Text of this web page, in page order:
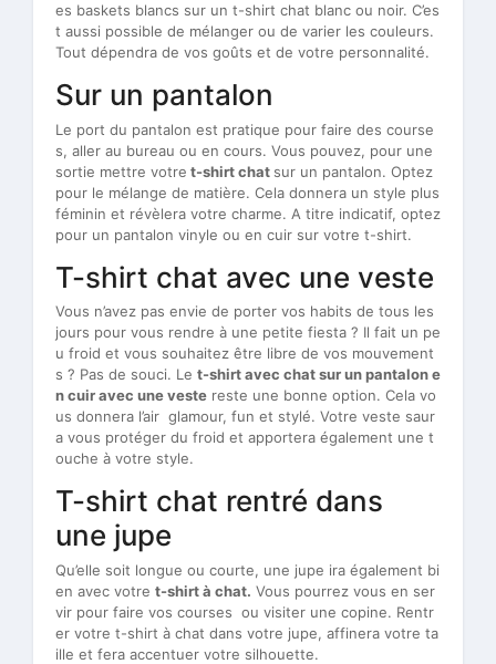
es baskets blancs sur un t-shirt chat blanc ou noir. C’es
t aussi possible de mélanger ou de varier les couleurs.
Tout dépendra de vos goûts et de votre personnalité.
Sur un pantalon
Le port du pantalon est pratique pour faire des course
s, aller au bureau ou en cours. Vous pouvez, pour une
sortie mettre votre t-shirt chat sur un pantalon. Optez
pour le mélange de matière. Cela donnera un style plus
féminin et révèlera votre charme. A titre indicatif, optez
pour un pantalon vinyle ou en cuir sur votre t-shirt.
T-shirt chat avec une veste
Vous n’avez pas envie de porter vos habits de tous les
jours pour vous rendre à une petite fiesta ? Il fait un pe
u froid et vous souhaitez être libre de vos mouvement
s ? Pas de souci. Le t-shirt avec chat sur un pantalon e
n cuir avec une veste reste une bonne option. Cela vo
us donnera l’air glamour, fun et stylé. Votre veste saur
a vous protéger du froid et apportera également une t
ouche à votre style.
T-shirt chat rentré dans
une jupe
Qu’elle soit longue ou courte, une jupe ira également bi
en avec votre t-shirt à chat. Vous pourrez vous en ser
vir pour faire vos courses ou visiter une copine. Rentr
er votre t-shirt à chat dans votre jupe, affinera votre ta
ille et fera accentuer votre silhouette.